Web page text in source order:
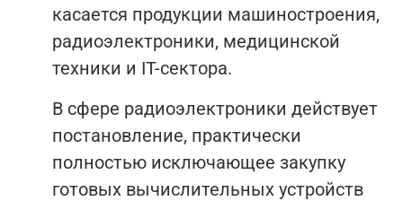
касается продукции машиностроения,
радиоэлектроники, медицинской
техники и IT-сектора.
В сфере радиоэлектроники действует
постановление, практически
полностью исключающее закупку
готовых вычислительных устройств